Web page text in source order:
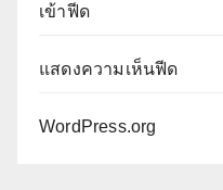
เข้าฟีด
แสดงความเห็นฟีด
WordPress.org